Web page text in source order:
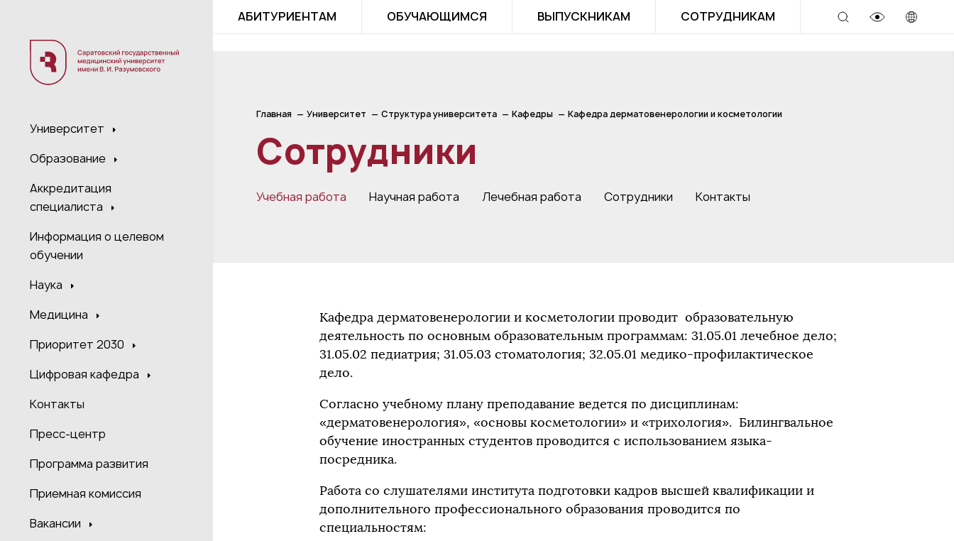
Университет
Образование
Аккредитация
специалиста
Информация о целевом
обучении
Наука
Медицина
Приоритет 2030
Цифровая кафедра
Контакты
Пресс-центр
Программа развития
Приемная комиссия
Вакансии
АБИТУРИЕНТАМ ОБУЧАЮЩИМСЯ ВЫПУСКНИКАМ СОТРУДНИКАМ
Главная Университет Структура университета Кафедры Кафедра дерматовенерологии и косметологии
Сотрудники
Учебная работа Научная работа Лечебная работа Сотрудники Контакты
Кафедра дерматовенерологии и косметологии проводит образовательную
деятельность по основным образовательным программам: 31.05.01 лечебное дело;
31.05.02 педиатрия; 31.05.03 стоматология; 32.05.01 медико-профилактическое
дело.
Согласно учебному плану преподавание ведется по дисциплинам:
«дерматовенерология», «основы косметологии» и «трихология». Билингвальное
обучение иностранных студентов проводится с использованием языка-
посредника.
Работа со слушателями института подготовки кадров высшей квалификации и
дополнительного профессионального образования проводится по
специальностям: